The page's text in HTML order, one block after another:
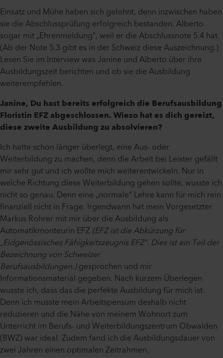
Einsatz und Mühe haben sich gelohnt, denn inzwischen haben
sie die Abschlussprüfung erfolgreich bestanden. Alberto
sogar mit „Ehrenmeldung“, weil er die Abschlussnote 5.4 hat.
(Ab der Note 5.3 gibt es in der Schweiz diese Auszeichnung.)
Lesen Sie im Interview was Janine und Alberto über ihre
Ausbildungszeit berichten und ob sie die Ausbildung
weiterempfehlen.
Janine, Du hast bereits erfolgreich die Berufsausbildung
Floristin EFZ abgeschlossen. Wieso hat es dich gereizt,
diese zweite Ausbildung zu absolvieren?
Ich hatte schon länger überlegt, eine Aus- oder
Weiterbildung zu machen, denn die Arbeit bei Leister gefällt
mir sehr gut und ich wollte mich weiterentwickeln. Nur in
welche Richtung diese Weiterbildung gehen sollte, wusste ich
nicht so genau. Denn eine „normale“ Lehre kann für mich rein
finanziell nicht in Frage. Irgendwann hat mein Vorgesetzter
Markus Rohrer mit mir über die Ausbildung als
Automatikmonteurin EFZ(EFZ ist die Abkürzung für
„Eidgenössisches Fähigkeitszeugnis EFZ“. Dies ist ein Teil der
Bezeichnung von Schweizer
Berufsausbildungen.)gesprochen und mir
Informationsmaterial gegeben. Nach kurzem Überlegen
wusste ich, dass das die perfekte Ausbildung für mich ist.
Denn ich musste mein Arbeitspensum deshalb nicht
reduzieren und die Nähe von meinem Wohnort zum
Unterricht im Berufs- und Weiterbildungszentrum Obwalden
(BWZ) war ideal. Zudem fand ich die Ausbildungsdauer von
zwei Jahren einen optimalen Zeitrahmen.